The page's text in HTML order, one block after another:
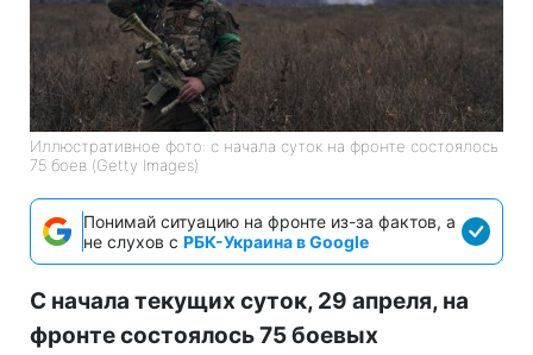
Иллюстративное фото: с начала суток на фронте состоялось
75 боев (Getty Images)
Понимай ситуацию на фронте из-за фактов, а
не слухов с РБК-Украина в Google
С начала текущих суток, 29 апреля, на
фронте состоялось 75 боевых